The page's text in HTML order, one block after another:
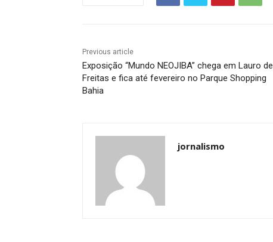
Previous article
Exposição “Mundo NEOJIBA” chega em Lauro de
Freitas e fica até fevereiro no Parque Shopping
Bahia
jornalismo